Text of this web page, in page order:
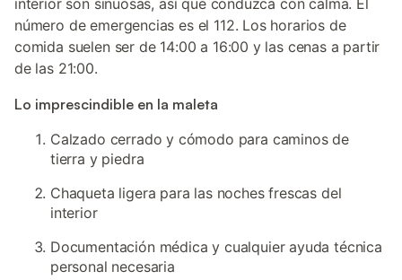
interior son sinuosas, así que conduzca con calma. El
número de emergencias es el 112. Los horarios de
comida suelen ser de 14:00 a 16:00 y las cenas a partir
de las 21:00.
Lo imprescindible en la maleta
Calzado cerrado y cómodo para caminos de
tierra y piedra
Chaqueta ligera para las noches frescas del
interior
Documentación médica y cualquier ayuda técnica
personal necesaria